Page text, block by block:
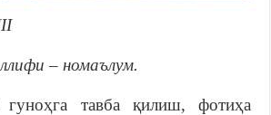
– номаълум.
гуноҳга тавба қилиш, фотиҳа